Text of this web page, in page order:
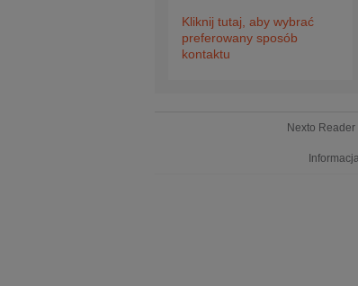
Kliknij tutaj, aby wybrać
preferowany sposób
kontaktu
Nexto Reader